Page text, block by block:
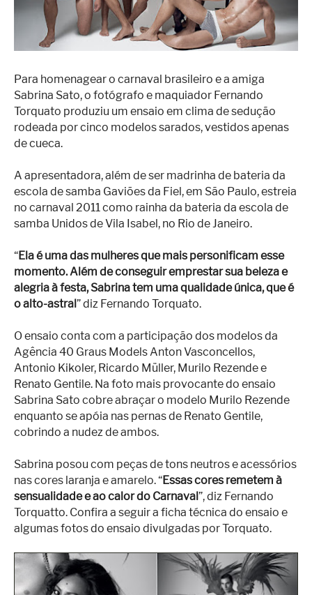
Fisiculturismo
Anabolizantes
Suplementação
Alimentação
Treino
Ensaios
Concursos
Contato
Para homenagear o carnaval brasileiro e a amiga
Sabrina Sato, o fotógrafo e maquiador Fernando
Torquato produziu um ensaio em clima de sedução
rodeada por cinco modelos sarados, vestidos apenas
de cueca.
A apresentadora, além de ser madrinha de bateria da
escola de samba Gaviões da Fiel, em São Paulo, estreia
no carnaval 2011 como rainha da bateria da escola de
samba Unidos de Vila Isabel, no Rio de Janeiro.
“Ela é uma das mulheres que mais personificam esse
momento. Além de conseguir emprestar sua beleza e
alegria à festa, Sabrina tem uma qualidade única, que é
o alto-astral” diz Fernando Torquato.
O ensaio conta com a participação dos modelos da
Agência 40 Graus Models Anton Vasconcellos,
Antonio Kikoler, Ricardo Müller, Murilo Rezende e
Renato Gentile. Na foto mais provocante do ensaio
Sabrina Sato cobre abraçar o modelo Murilo Rezende
enquanto se apóia nas pernas de Renato Gentile,
cobrindo a nudez de ambos.
Sabrina posou com peças de tons neutros e acessórios
nas cores laranja e amarelo. “Essas cores remetem à
sensualidade e ao calor do Carnaval”, diz Fernando
Torquatto. Confira a seguir a ficha técnica do ensaio e
algumas fotos do ensaio divulgadas por Torquato.